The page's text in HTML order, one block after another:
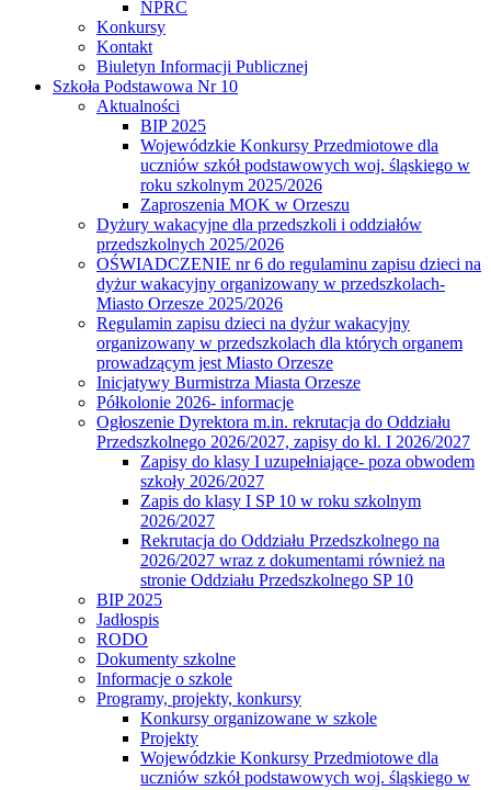
NPRC
Konkursy
Kontakt
Biuletyn Informacji Publicznej
Szkoła Podstawowa Nr 10
Aktualności
BIP 2025
Wojewódzkie Konkursy Przedmiotowe dla
uczniów szkół podstawowych woj. śląskiego w
roku szkolnym 2025/2026
Zaproszenia MOK w Orzeszu
Dyżury wakacyjne dla przedszkoli i oddziałów
przedszkolnych 2025/2026
OŚWIADCZENIE nr 6 do regulaminu zapisu dzieci na
dyżur wakacyjny organizowany w przedszkolach-
Miasto Orzesze 2025/2026
Regulamin zapisu dzieci na dyżur wakacyjny
organizowany w przedszkolach dla których organem
prowadzącym jest Miasto Orzesze
Inicjatywy Burmistrza Miasta Orzesze
Półkolonie 2026- informacje
Ogłoszenie Dyrektora m.in. rekrutacja do Oddziału
Przedszkolnego 2026/2027, zapisy do kl. I 2026/2027
Zapisy do klasy I uzupełniające- poza obwodem
szkoły 2026/2027
Zapis do klasy I SP 10 w roku szkolnym
2026/2027
Rekrutacja do Oddziału Przedszkolnego na
2026/2027 wraz z dokumentami również na
stronie Oddziału Przedszkolnego SP 10
BIP 2025
Jadłospis
RODO
Dokumenty szkolne
Informacje o szkole
Programy, projekty, konkursy
Konkursy organizowane w szkole
Projekty
Wojewódzkie Konkursy Przedmiotowe dla
uczniów szkół podstawowych woj. śląskiego w